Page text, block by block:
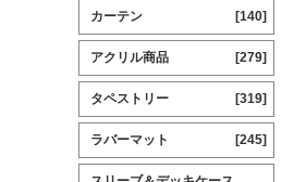
カーテン [140]
アクリル商品 [279]
タペストリー [319]
ラバーマット [245]